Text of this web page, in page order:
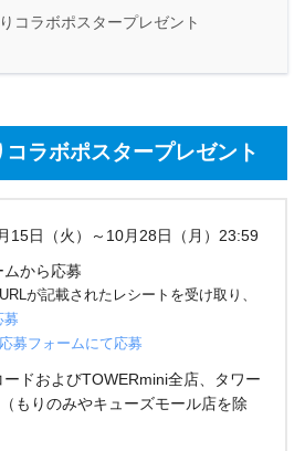
コラボポスタープレゼント
ラボポスタープレゼント
15日（火）～10月28日（月）23:59
から応募
が記載されたレシートを受け取り、
募
応募フォームにて応募
ードおよびTOWERmini全店、タワー
もりのみやキューズモール店を除